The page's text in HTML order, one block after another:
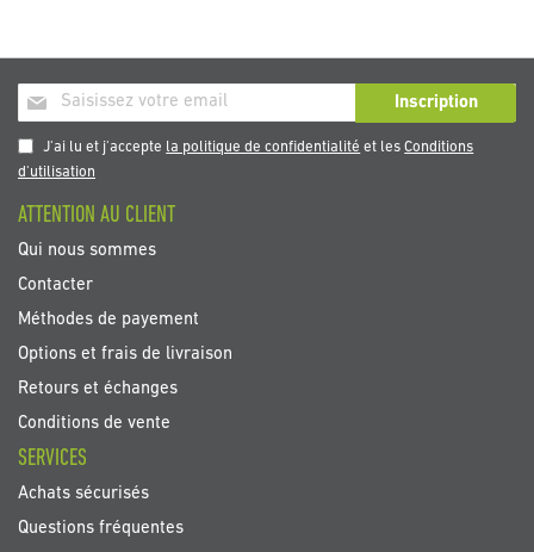
Inscription
à
notre
newsletter
Inscription
J'ai lu et j'accepte la politique de confidentialité et lesConditions
d'utilisation
ATTENTION AU CLIENT
Qui nous sommes
Contacter
Méthodes de payement
Options et frais de livraison
Retours et échanges
Conditions de vente
SERVICES
Achats sécurisés
Questions fréquentes